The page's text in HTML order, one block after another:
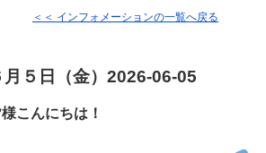
＜＜ インフォメーションの一覧へ戻る
月５日（金） 2026-06-05
こんにちは！